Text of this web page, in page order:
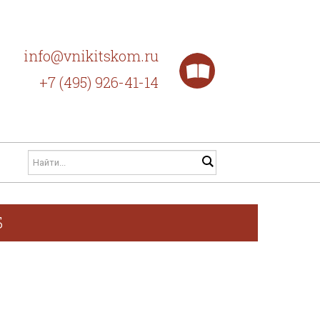
info@vnikitskom.ru
+7 (495) 926-41-14